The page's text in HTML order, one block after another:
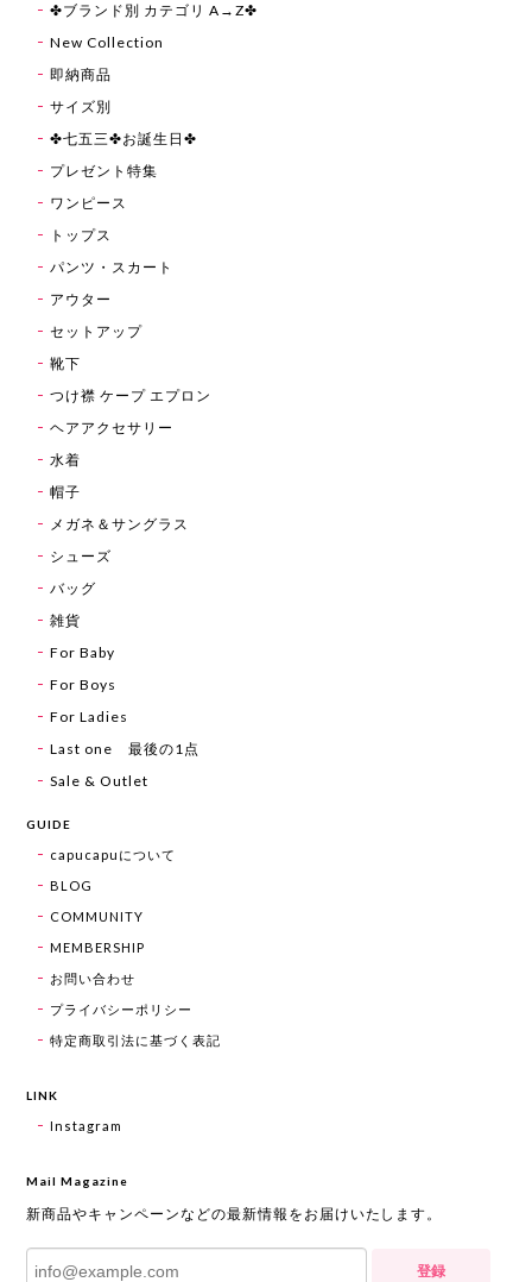
✤ブランド別 カテゴリ A→Z✤
New Collection
即納商品
サイズ別
✤七五三✤お誕生日✤
プレゼント特集
ワンピース
トップス
パンツ・スカート
アウター
セットアップ
靴下
つけ襟 ケープ エプロン
ヘアアクセサリー
水着
帽子
メガネ＆サングラス
シューズ
バッグ
雑貨
For Baby
For Boys
For Ladies
Last one 最後の1点
Sale & Outlet
GUIDE
capucapuについて
BLOG
COMMUNITY
MEMBERSHIP
お問い合わせ
プライバシーポリシー
特定商取引法に基づく表記
LINK
Instagram
Mail Magazine
新商品やキャンペーンなどの最新情報をお届けいたします。
登録